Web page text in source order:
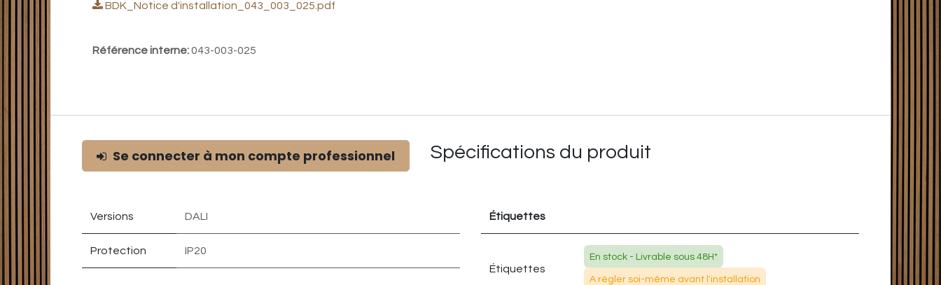
BDK_Notice d'installation_043_003_025.pdf
Référence interne:043-003-025
Se connecter à mon compte professionnel Spécifications du produit
Versions DALI
Protection IP20
Étiquettes
Étiquettes
En stock - Livrable sous 48H*
A régler soi-même avant l'installation